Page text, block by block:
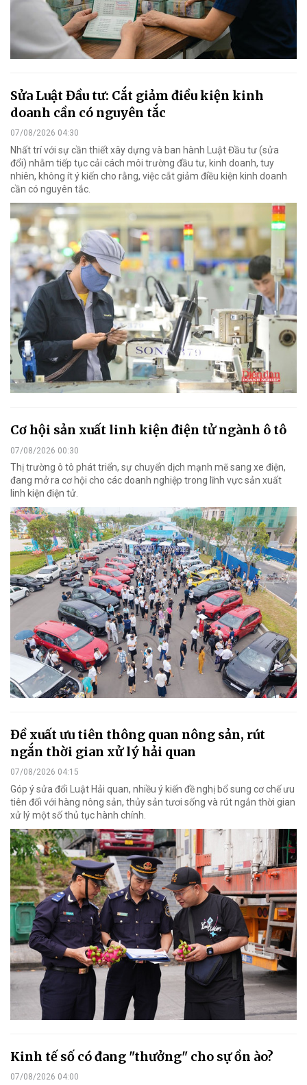
Sửa Luật Đầu tư: Cắt giảm điều kiện kinh
doanh cần có nguyên tắc
07/08/2026 04:30
Nhất trí với sự cần thiết xây dựng và ban hành Luật Đầu tư (sửa
đổi) nhằm tiếp tục cải cách môi trường đầu tư, kinh doanh, tuy
nhiên, không ít ý kiến cho rằng, việc cắt giảm điều kiện kinh doanh
cần có nguyên tắc.
Cơ hội sản xuất linh kiện điện tử ngành ô tô
07/08/2026 00:30
Thị trường ô tô phát triển, sự chuyển dịch mạnh mẽ sang xe điện,
đang mở ra cơ hội cho các doanh nghiệp trong lĩnh vực sản xuất
linh kiện điện tử.
Đề xuất ưu tiên thông quan nông sản, rút
ngắn thời gian xử lý hải quan
07/08/2026 04:15
Góp ý sửa đổi Luật Hải quan, nhiều ý kiến đề nghị bổ sung cơ chế ưu
tiên đối với hàng nông sản, thủy sản tươi sống và rút ngắn thời gian
xử lý một số thủ tục hành chính.
Kinh tế số có đang "thưởng" cho sự ồn ào?
07/08/2026 04:00